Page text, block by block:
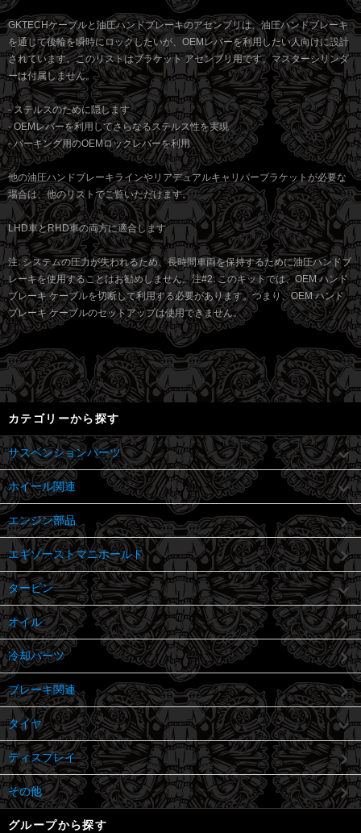
GKTECHケーブルと油圧ハンドブレーキのアセンブリは、油圧ハンドブレーキ
を通じて後輪を瞬時にロックしたいが、OEMレバーを利用したい人向けに設計
されています。このリストはブラケット アセンブリ用です。マスターシリンダ
ーは付属しません。
- ステルスのために隠します
- OEMレバーを利用してさらなるステルス性を実現
- パーキング用のOEMロックレバーを利用
他の油圧ハンドブレーキラインやリアデュアルキャリパーブラケットが必要な
場合は、他のリストでご覧いただけます。
LHD車とRHD車の両方に適合します
注: システムの圧力が失われるため、長時間車両を保持するために油圧ハンドブ
レーキを使用することはお勧めしません。注#2: このキットでは、OEM ハンド
ブレーキ ケーブルを切断して利用する必要があります。つまり、OEM ハンド
ブレーキ ケーブルのセットアップは使用できません。
カテゴリーから探す
サスペンションパーツ
ホイール関連
エンジン部品
エギゾーストマニホールド
タービン
オイル
冷却パーツ
ブレーキ関連
タイヤ
ディスプレイ
その他
グループから探す